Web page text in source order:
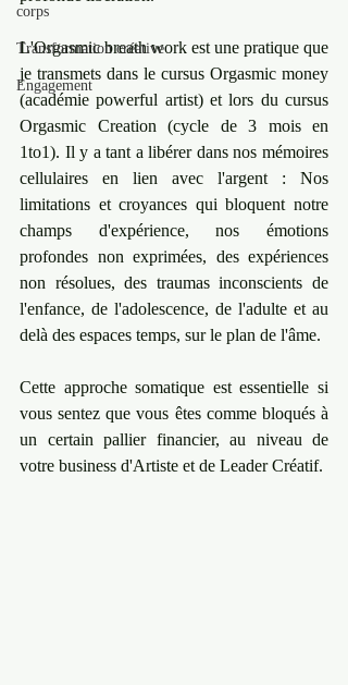
corps
Transformation créative
Engagement
L'Orgasmic breath work est une pratique que
je transmets dans le cursus Orgasmic money
(académie powerful artist) et lors du cursus
Orgasmic Creation (cycle de 3 mois en
1to1). Il y a tant a libérer dans nos mémoires
cellulaires en lien avec l'argent : Nos
limitations et croyances qui bloquent notre
champs d'expérience, nos émotions
profondes non exprimées, des expériences
non résolues, des traumas inconscients de
l'enfance, de l'adolescence, de l'adulte et au
delà des espaces temps, sur le plan de l'âme.
Cette approche somatique est essentielle si
vous sentez que vous êtes comme bloqués à
un certain pallier financier, au niveau de
votre business d'Artiste et de Leader Créatif.